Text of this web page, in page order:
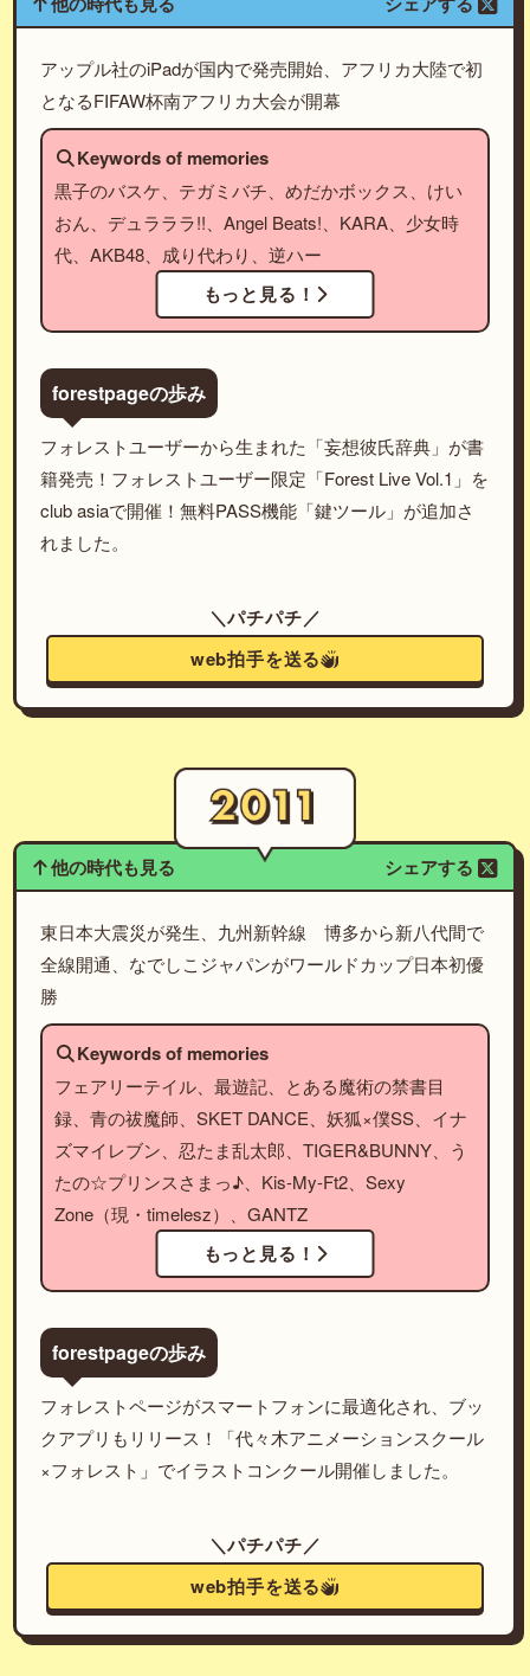
アップル社のiPadが国内で発売開始、アフリカ大陸で初
となるFIFAW杯南アフリカ大会が開幕
Keywords of memories
黒子のバスケ、テガミバチ、めだかボックス、けい
おん、デュラララ!!、Angel Beats!、KARA、少女時
代、AKB48、成り代わり、逆ハー
もっと見る！
forestpageの歩み
フォレストユーザーから生まれた「妄想彼氏辞典」が書
籍発売！フォレストユーザー限定「Forest Live Vol.1」を
club asiaで開催！無料PASS機能「鍵ツール」が追加さ
れました。
＼パチパチ／
web拍手を送る
他の時代も見る シェアする
東日本大震災が発生、九州新幹線 博多から新八代間で
全線開通、なでしこジャパンがワールドカップ日本初優
勝
Keywords of memories
フェアリーテイル、最遊記、とある魔術の禁書目
録、青の祓魔師、SKET DANCE、妖狐×僕SS、イナ
ズマイレブン、忍たま乱太郎、TIGER&BUNNY、う
たの☆プリンスさまっ♪、Kis-My-Ft2、Sexy
Zone（現・timelesz）、GANTZ
もっと見る！
forestpageの歩み
フォレストページがスマートフォンに最適化され、ブッ
クアプリもリリース！「代々木アニメーションスクール
×フォレスト」でイラストコンクール開催しました。
＼パチパチ／
web拍手を送る